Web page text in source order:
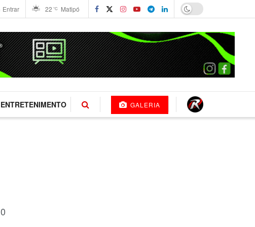
Entrar 22 °C Matipó
ENTRETENIMENTO GALERIA
0